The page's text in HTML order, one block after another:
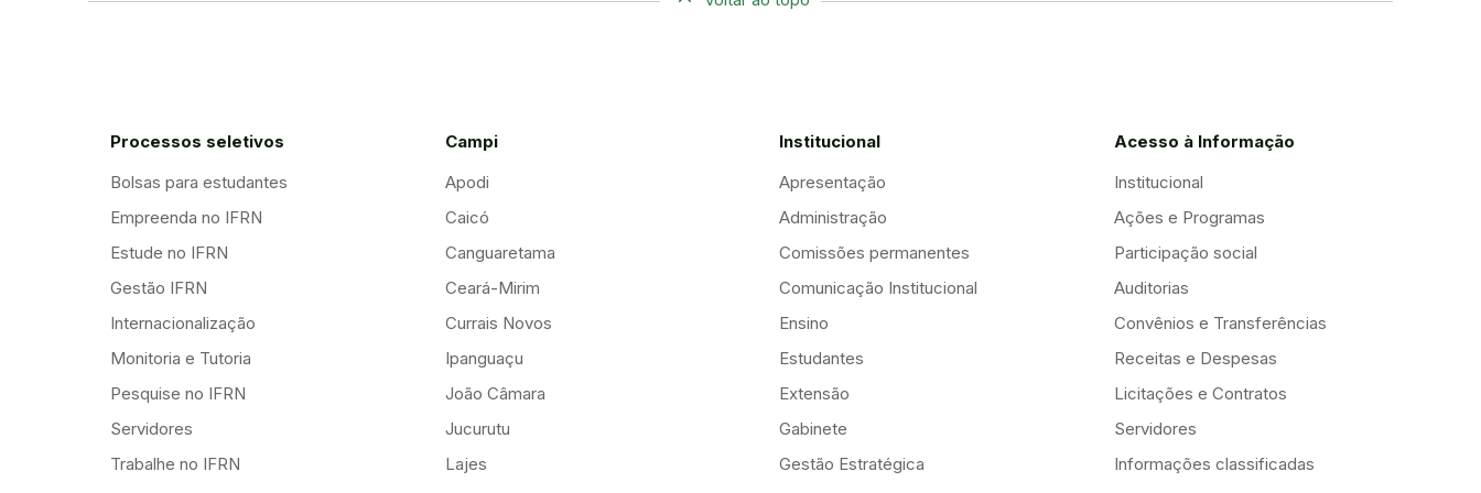
Processos seletivos
Bolsas para estudantes
Empreenda no IFRN
Estude no IFRN
Gestão IFRN
Internacionalização
Monitoria e Tutoria
Pesquise no IFRN
Servidores
Trabalhe no IFRN
Campi
Apodi
Caicó
Canguaretama
Ceará-Mirim
Currais Novos
Ipanguaçu
João Câmara
Jucurutu
Lajes
Institucional
Apresentação
Administração
Comissões permanentes
Comunicação Institucional
Ensino
Estudantes
Extensão
Gabinete
Gestão Estratégica
Acesso à Informação
Institucional
Ações e Programas
Participação social
Auditorias
Convênios e Transferências
Receitas e Despesas
Licitações e Contratos
Servidores
Informações classificadas